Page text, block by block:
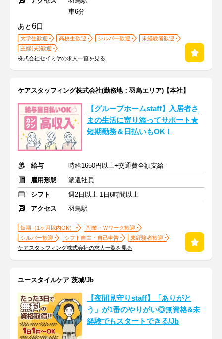
車6分
あと6日
大学生歓迎 高校生歓迎 シルバー歓迎
未経験者歓迎
主婦(夫)歓迎
株式会社セイミヤの求人一覧を見る
ケアスタッフィング株式会社(勤務地：羽鳥エリア)【本社】
【グループホームstaff】入居者さ
まの生活に寄り添ってサポート★
短期勤務＆日払いもOK！
給与
時給1650円以上+交通費全額支給
雇用形態
派遣社員
シフト
週2日以上 1日6時間以上
アクセス
羽鳥駅
短期（1ヶ月以内OK）
副業・Ｗワーク歓迎
シルバー歓迎
シフト自由・自己申告
未経験者歓迎
ケアスタッフィング株式会社の求人一覧を見る
ユースタイルケア 茨城/Jb
【夜間見守りstaff】「ありがと
う」が1番のやりがい◎無資格&未
経験でもスタートできる/Jb